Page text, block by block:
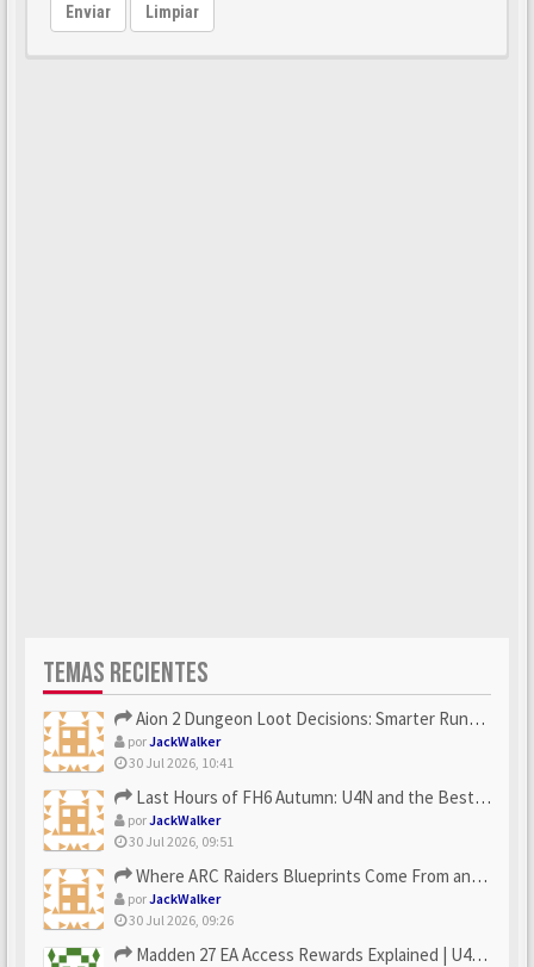
Enviar Limpiar
TEMAS RECIENTES
Aion 2 Dungeon Loot Decisions: Smarter Runs With U4N
porJackWalker
30 Jul 2026, 10:41
Last Hours of FH6 Autumn: U4N and the Best Rewards to Grab
porJackWalker
30 Jul 2026, 09:51
Where ARC Raiders Blueprints Come From and How U4N Can Help
porJackWalker
30 Jul 2026, 09:26
Madden 27 EA Access Rewards Explained | U4GM Early Game Surv...